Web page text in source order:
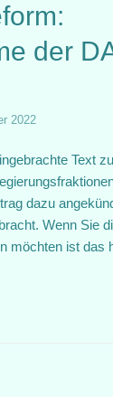
der
2022
Text
dazu
Wenn Sie
möchten ist das